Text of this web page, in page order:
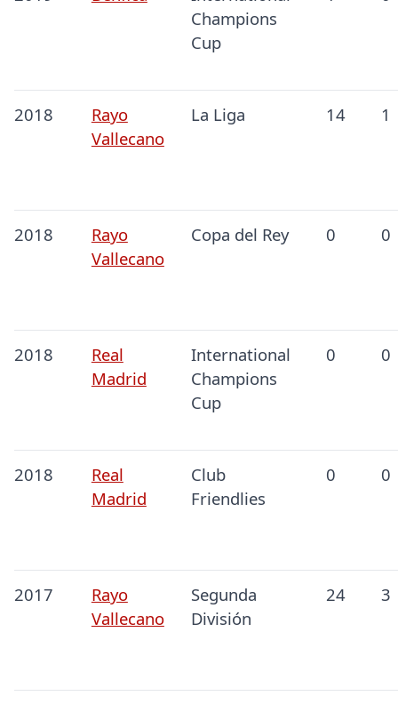
Champions
Cup
2018
Rayo
Vallecano
La Liga 14 1
2018
Rayo
Vallecano
Copa del Rey 0 0
2018
Real
Madrid
International
Champions
Cup
0 0
2018
Real
Madrid
Club
Friendlies
0 0
2017
Rayo
Vallecano
Segunda
División
24 3